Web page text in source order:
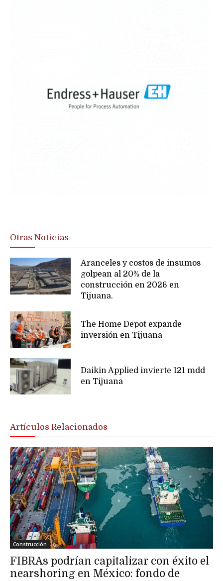
Otras Noticias
Aranceles y costos de insumos
golpean al 20% de la
construcción en 2026 en
Tijuana.
The Home Depot expande
inversión en Tijuana
Daikin Applied invierte 121 mdd
en Tijuana
Artículos Relacionados
Construcción
FIBRAs podrían capitalizar con éxito el
nearshoring en México: fondo de